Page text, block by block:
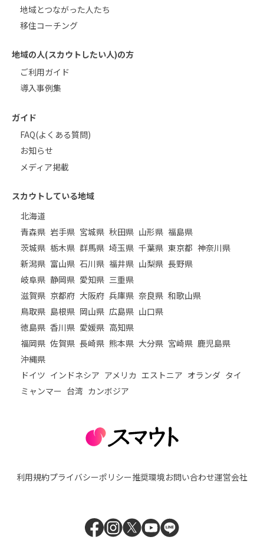
地域とつながった人たち
移住コーチング
地域の人(スカウトしたい人)の方
ご利用ガイド
導入事例集
ガイド
FAQ(よくある質問)
お知らせ
メディア掲載
スカウトしている地域
北海道
青森県 岩手県 宮城県 秋田県 山形県 福島県
茨城県 栃木県 群馬県 埼玉県 千葉県 東京都 神奈川県
新潟県 富山県 石川県 福井県 山梨県 長野県
岐阜県 静岡県 愛知県 三重県
滋賀県 京都府 大阪府 兵庫県 奈良県 和歌山県
鳥取県 島根県 岡山県 広島県 山口県
徳島県 香川県 愛媛県 高知県
福岡県 佐賀県 長崎県 熊本県 大分県 宮崎県 鹿児島県
沖縄県
ドイツ インドネシア アメリカ エストニア オランダ タイ
ミャンマー 台湾 カンボジア
利用規約プライバシーポリシー推奨環境お問い合わせ運営会社